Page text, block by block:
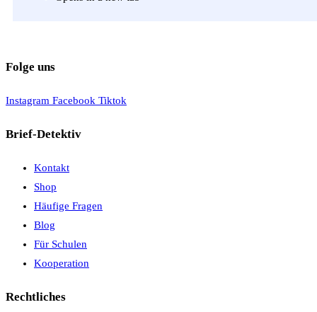
Folge uns
Instagram Facebook Tiktok
Brief-Detektiv
Kontakt
Shop
Häufige Fragen
Blog
Für Schulen
Kooperation
Rechtliches